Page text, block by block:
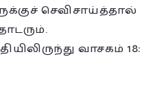
செவிசாய்த்தால்
வாசகம் 18: